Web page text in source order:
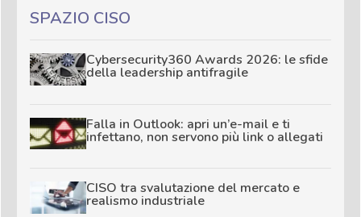
SPAZIO CISO
Cybersecurity360 Awards 2026: le sfide
della leadership antifragile
Falla in Outlook: apri un’e-mail e ti
infettano, non servono più link o allegati
CISO tra svalutazione del mercato e
realismo industriale